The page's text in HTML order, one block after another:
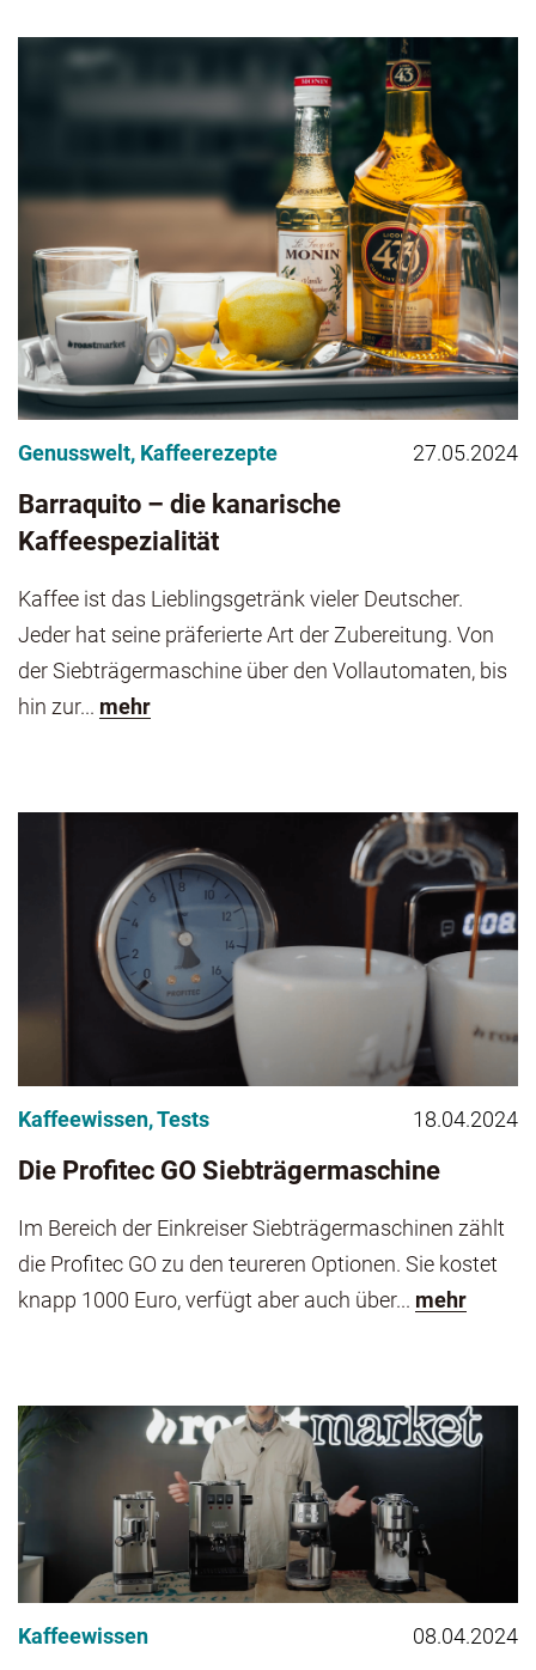
Genusswelt, Kaffeerezepte 27.05.2024
Barraquito – die kanarische
Kaffeespezialität
Kaffee ist das Lieblingsgetränk vieler Deutscher.
Jeder hat seine präferierte Art der Zubereitung. Von
der Siebträgermaschine über den Vollautomaten, bis
hin zur... mehr
Kaffeewissen,Tests 18.04.2024
Die Profitec GO Siebträgermaschine
Im Bereich der Einkreiser Siebträgermaschinen zählt
die Profitec GO zu den teureren Optionen. Sie kostet
knapp 1000 Euro, verfügt aber auch über... mehr
Kaffeewissen 08.04.2024